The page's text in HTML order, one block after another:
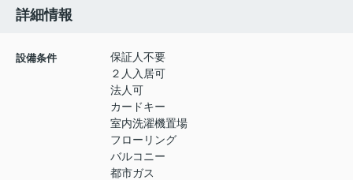
詳細情報
設備条件
保証人不要
２人入居可
法人可
カードキー
室内洗濯機置場
フローリング
バルコニー
都市ガス